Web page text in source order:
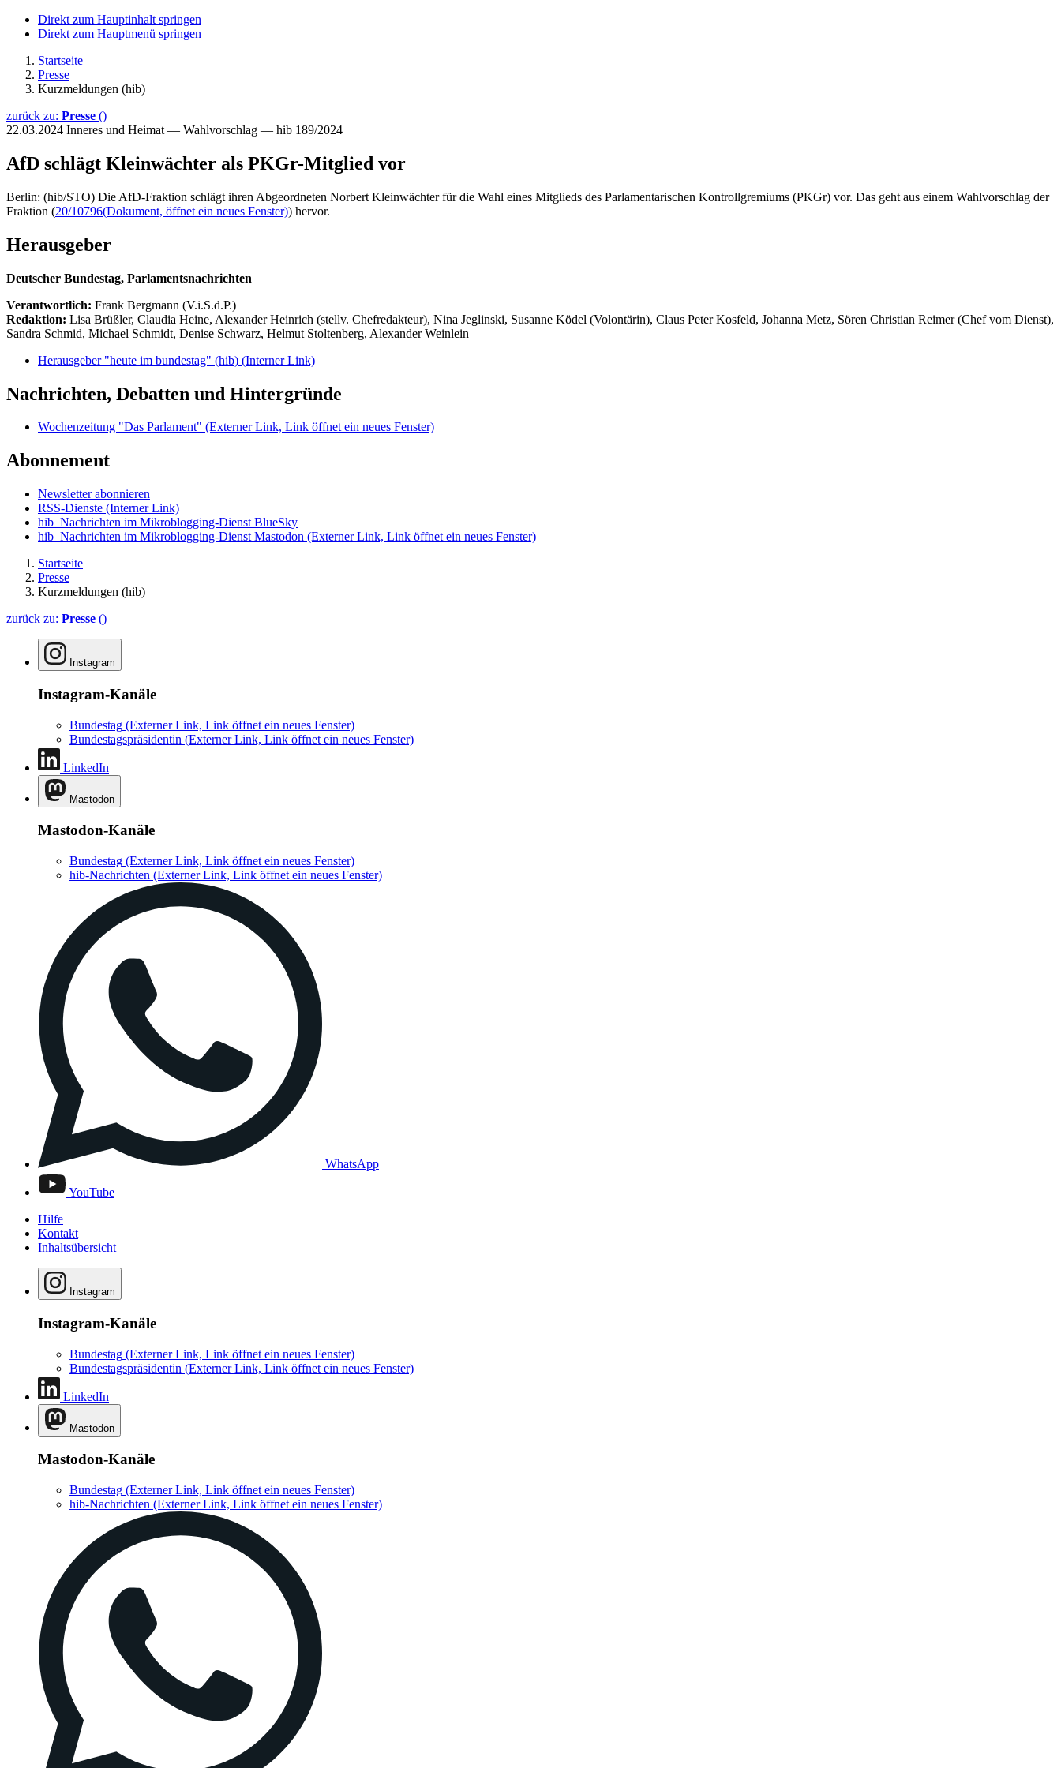
Direkt zum Hauptinhalt springen
Direkt zum Hauptmenü springen
Startseite
Presse
Kurzmeldungen (hib)
zurück zu: Presse ()
22.03.2024 Inneres und Heimat — Wahlvorschlag — hib 189/2024
AfD schlägt Kleinwächter als PKGr-Mitglied vor
Berlin: (hib/STO) Die AfD-Fraktion schlägt ihren Abgeordneten Norbert Kleinwächter für die Wahl eines Mitglieds des Parlamentarischen Kontrollgremiums (PKGr) vor. Das geht aus einem Wahlvorschlag der
Fraktion (20/10796(Dokument, öffnet ein neues Fenster)) hervor.
Herausgeber
Deutscher Bundestag, Parlamentsnachrichten
Verantwortlich: Frank Bergmann (V.i.S.d.P.)
Redaktion: Lisa Brüßler, Claudia Heine, Alexander Heinrich (stellv. Chefredakteur), Nina Jeglinski, Susanne Ködel (Volontärin), Claus Peter Kosfeld, Johanna Metz, Sören Christian Reimer (Chef vom Dienst),
Sandra Schmid, Michael Schmidt, Denise Schwarz, Helmut Stoltenberg, Alexander Weinlein
Herausgeber "heute im bundestag" (hib) (Interner Link)
Nachrichten, Debatten und Hintergründe
Wochenzeitung "Das Parlament" (Externer Link, Link öffnet ein neues Fenster)
Abonnement
Newsletter abonnieren
RSS-Dienste (Interner Link)
hib_Nachrichten im Mikroblogging-Dienst BlueSky
hib_Nachrichten im Mikroblogging-Dienst Mastodon (Externer Link, Link öffnet ein neues Fenster)
Startseite
Presse
Kurzmeldungen (hib)
zurück zu: Presse ()
Instagram
Instagram-Kanäle
Bundestag (Externer Link, Link öffnet ein neues Fenster)
Bundestagspräsidentin (Externer Link, Link öffnet ein neues Fenster)
LinkedIn
Mastodon
Mastodon-Kanäle
Bundestag (Externer Link, Link öffnet ein neues Fenster)
hib-Nachrichten (Externer Link, Link öffnet ein neues Fenster)
WhatsApp
YouTube
Hilfe
Kontakt
Inhaltsübersicht
Instagram
Instagram-Kanäle
Bundestag (Externer Link, Link öffnet ein neues Fenster)
Bundestagspräsidentin (Externer Link, Link öffnet ein neues Fenster)
LinkedIn
Mastodon
Mastodon-Kanäle
Bundestag (Externer Link, Link öffnet ein neues Fenster)
hib-Nachrichten (Externer Link, Link öffnet ein neues Fenster)